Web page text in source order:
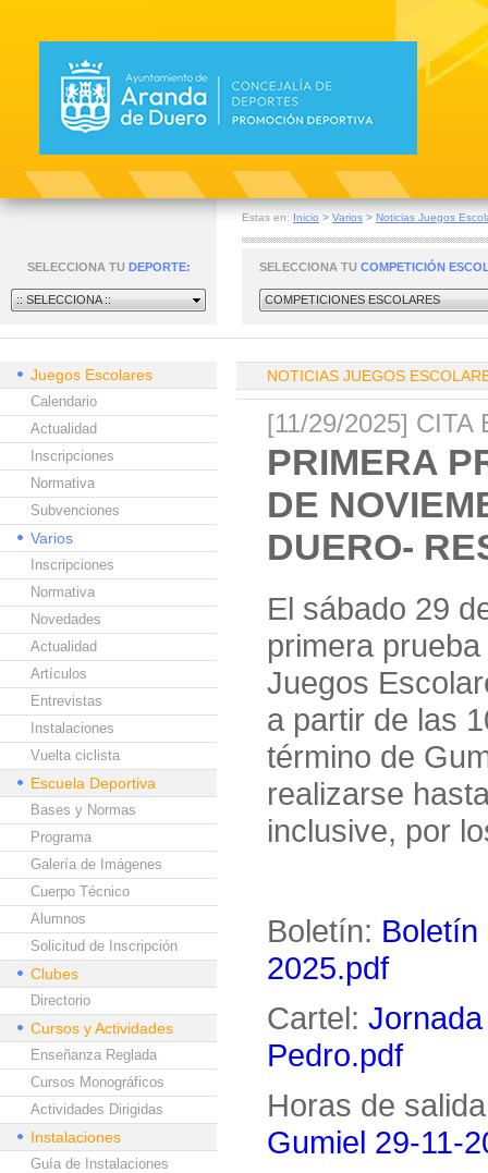
Estas en: Inicio > Varios > Noticias Juegos
SELECCIONA TU DEPORTE:
:: SELECCIONA ::
SELECCIONA TU COMPETICIÓN
COMPETICIONES ESCOLARES
Juegos Escolares
Calendario
Actualidad
Inscripciones
Normativa
Subvenciones
Varios
Inscripciones
Normativa
Novedades
Actualidad
Artículos
Entrevistas
Instalaciones
Vuelta ciclista
Escuela Deportiva
Bases y Normas
Programa
Galería de Imágenes
Cuerpo Técnico
Alumnos
Solicitud de Inscripción
Clubes
Directorio
Cursos y Actividades
Enseñanza Reglada
Cursos Monográficos
Actividades Dirigidas
Instalaciones
Guía de Instalaciones
NOTICIAS JUEGOS
[11/29/2025] CITA
PRIMERA
DE
DUERO-
El sábado 29
primera
Juegos
a partir de las
término de
realizarse
inclusive, por
Boletín: Boletín
2025.pdf
Cartel:
Pedro.pdf
Horas de
Gumiel 29-11-